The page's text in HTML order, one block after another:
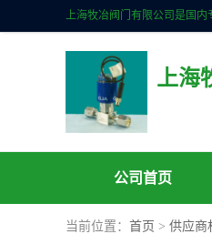
上海
公司首页
当前位置： 首页 > 供应商